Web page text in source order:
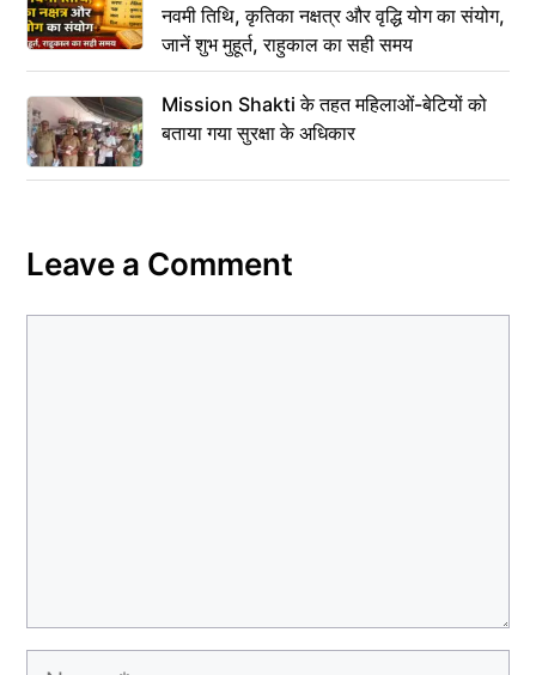
नवमी तिथि, कृतिका नक्षत्र और वृद्धि योग का संयोग,
जानें शुभ मुहूर्त, राहुकाल का सही समय
Mission Shakti के तहत महिलाओं-बेटियों को
बताया गया सुरक्षा के अधिकार
Leave a Comment
Name